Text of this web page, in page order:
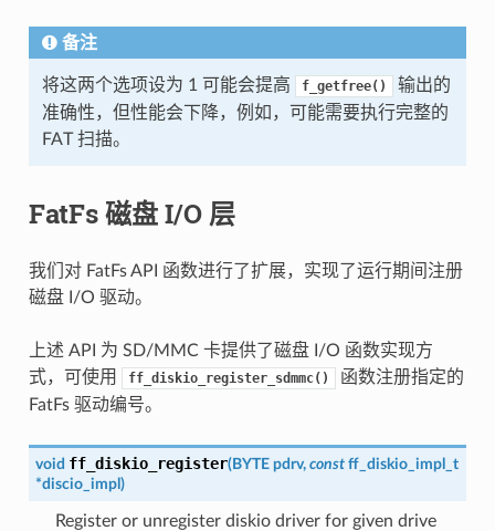
备注
将这两个选项设为 1 可能会提高 f_getfree()
输出的
准确性，但性能会下降，例如，可能需要执行完整的
FAT 扫描。
FatFs 磁盘 I/O 层
我们对 FatFs API 函数进行了扩展，实现了运行期间注册
磁盘 I/O 驱动。
上述 API 为 SD/MMC 卡提供了磁盘 I/O 函数实现方
式，可使用
ff_diskio_register_sdmmc()
函数注册指定的
FatFs 驱动编号。
void ff_diskio_register(BYTE pdrv, const ff_diskio_impl_t
*discio_impl )
Register or unregister diskio driver for given drive